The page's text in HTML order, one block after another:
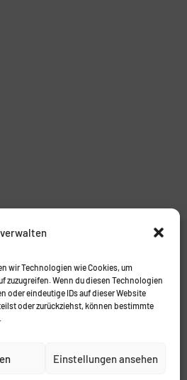
wir Technologien wie Cookies, um
zuzugreifen. Wenn du diesen Technologien
oder eindeutige IDs auf dieser Website
oder zurückziehst, können bestimmte
Einstellungen ansehen